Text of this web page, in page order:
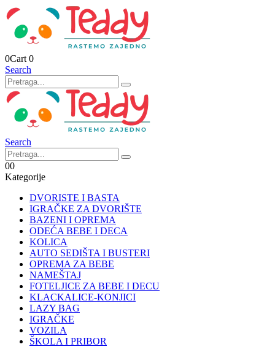
0Cart 0
Search
Search
00
Kategorije
DVORISTE I BASTA
IGRAČKE ZA DVORIŠTE
BAZENI I OPREMA
ODEĆA BEBE I DECA
KOLICA
AUTO SEDIŠTA I BUSTERI
OPREMA ZA BEBE
NAMEŠTAJ
FOTELJICE ZA BEBE I DECU
KLACKALICE-KONJICI
LAZY BAG
IGRAČKE
VOZILA
ŠKOLA I PRIBOR